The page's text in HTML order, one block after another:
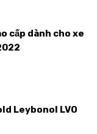
cấp dành cho xe
Leybonol LVO